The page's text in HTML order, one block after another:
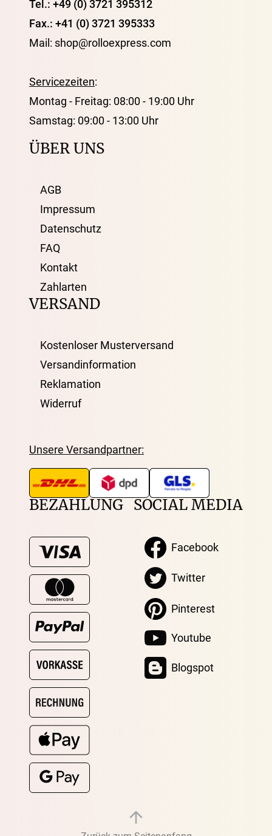
Tel.: +49 (0) 3721 395312
Fax.: +41 (0) 3721 395333
Mail: shop@rolloexpress.com
Servicezeiten:
Montag - Freitag: 08:00 - 19:00 Uhr
Samstag: 09:00 - 13:00 Uhr
ÜBER UNS
AGB
Impressum
Datenschutz
FAQ
Kontakt
Zahlarten
VERSAND
Kostenloser Musterversand
Versandinformation
Reklamation
Widerruf
Unsere Versandpartner:
BEZAHLUNG SOCIAL MEDIA
Facebook
Twitter
Pinterest
Youtube
Blogspot